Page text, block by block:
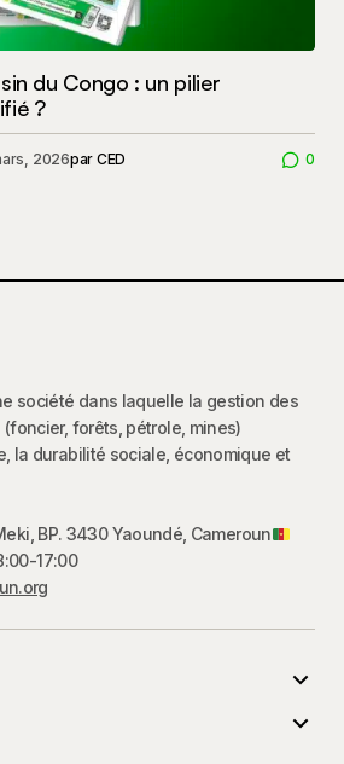
du Congo : un pilier
?
2026par CED 0
société dans laquelle la gestion des
forêts, pétrole, mines)
la durabilité sociale, économique et
BP. 3430 Yaoundé, Cameroun
17:00